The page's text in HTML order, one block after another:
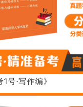
号·写作编》